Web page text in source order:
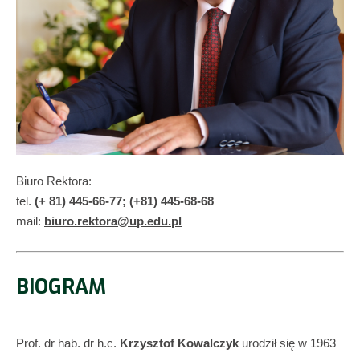
Biuro Rektora:
tel. (+ 81) 445-66-77; (+81) 445-68-68
mail: biuro.rektora@up.edu.pl
BIOGRAM
Prof. dr hab. dr h.c. Krzysztof Kowalczyk urodził się w 1963